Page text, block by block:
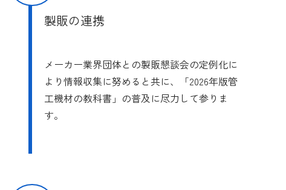
製販の連携
メーカー業界団体との製販懇談会の定例化に
より情報収集に努めると共に、「2026年版管
工機材の教科書」の普及に尽力して参りま
す。